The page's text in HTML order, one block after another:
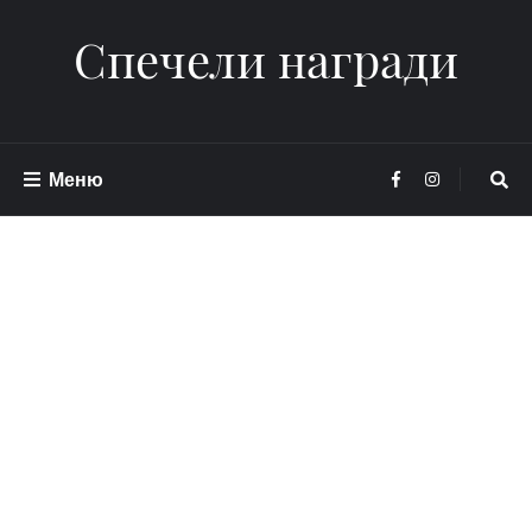
Спечели награди
Меню